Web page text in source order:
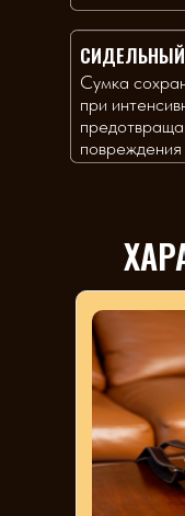
Сумка
при